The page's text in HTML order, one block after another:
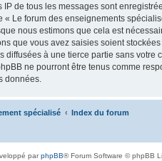
de tous les messages sont
« Le forum des enseignements
nous estimons que cela est
que vous avez saisies soient
diffusées à une tierce partie sans votre
ne pourront être tenus comme
données.
spécialisé Index du forum
parphpBB® Forum Software © phpBB